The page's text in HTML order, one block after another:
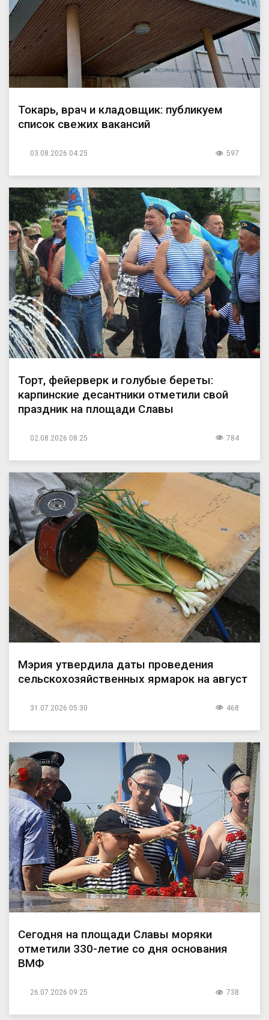
Токарь, врач и кладовщик: публикуем
список свежих вакансий
03.08.2026 04:25 597
Торт, фейерверк и голубые береты:
карпинские десантники отметили свой
праздник на площади Славы
02.08.2026 08:25 784
Мэрия утвердила даты проведения
сельскохозяйственных ярмарок на август
31.07.2026 05:30 468
Сегодня на площади Славы моряки
отметили 330-летие со дня основания
ВМФ
26.07.2026 09:25 738